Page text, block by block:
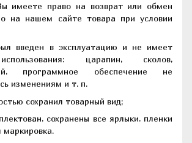
имеете право на возврат или обмен
на нашем сайте товара при условии
введен в эксплуатацию и не имеет
царапин, сколов,
программное обеспечение не
изменениям и т. п.
сохранил товарный вид;
сохранены все ярлыки, пленки
маркировка.